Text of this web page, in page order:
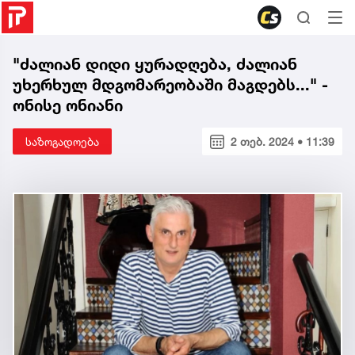
"ძალიან დიდი ყურადღება, ძალიან
უხერხულ მდგომარეობაში მაგდებს..." -
ონისე ონიანი
საზოგადოება 2 თებ. 2024 • 11:39